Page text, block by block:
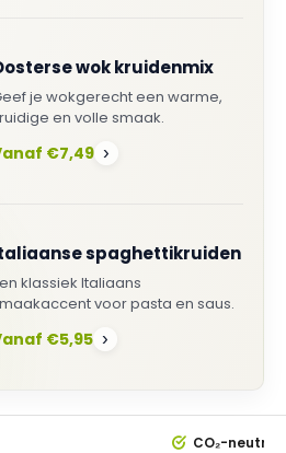
wok kruidenmix
je wokgerecht een warme,
en volle smaak.
€7,49 ›
spaghettikruiden
klassiek Italiaans
voor pasta en saus.
€5,95 ›
CO₂-